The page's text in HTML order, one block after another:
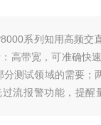
系列知用高频交
高带宽，可准确快
分测试领域的需要；
流报警功能，提